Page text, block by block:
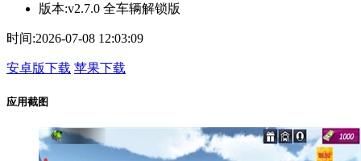
版本:v2.7.0 全车辆解锁版
时间:2026-07-08 12:03:09
安卓版下载 苹果下载
应用截图